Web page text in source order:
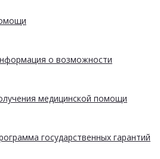
о возможности
медицинской помощи
государственных гарантий